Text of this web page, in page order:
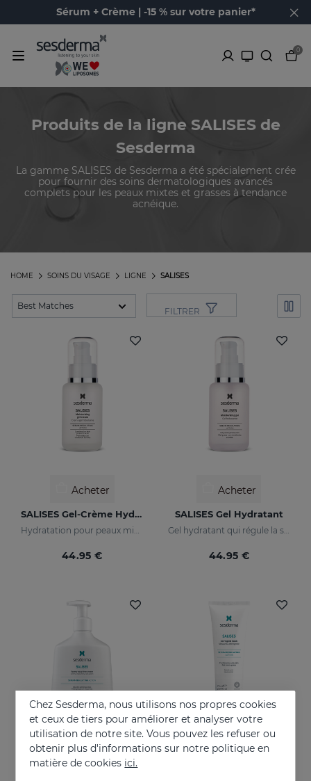
Sérum + Crème | -15 % sur votre panier*
0
Produits de la ligne SALISES de
Sesderma
La gamme SALISES de Sesderma a été spécialement crée
pour fournir des soins dermatologiques avancés
complets pour les peaux mixtes et grasses à tendance
acnéique.
SALISES
LIGNE
SOINS DU VISAGE
HOME
FILTRER
Acheter
SALISES Gel-Crème Hydratant
Hydratation pour peaux mixtes à tendance acnéique
44.95 €
Acheter
SALISES Gel Hydratant
Gel hydratant qui régule la sécrétion de graisse
44.95 €
Acheter Acheter
Chez Sesderma, nous utilisons nos propres cookies
et ceux de tiers pour améliorer et analyser votre
utilisation de notre site. Vous pouvez les refuser ou
obtenir plus d'informations sur notre politique en
matière de cookies ici.